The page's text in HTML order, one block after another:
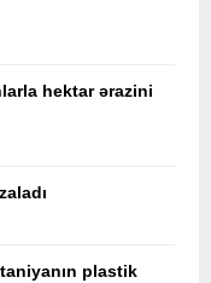
hektar ərazini
plastik